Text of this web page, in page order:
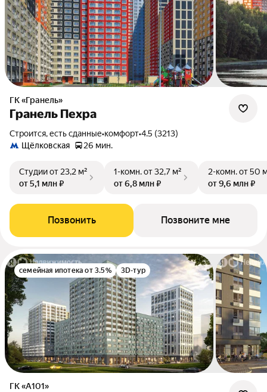
ГК «Гранель»
Гранель Пехра
Строится, есть сданные•комфорт•4.5 (3213)
Щёлковская
26 мин.
Студииот 23,2 м²
от 5,1 млн ₽
1-комн.от 32,7 м²
от 6,8 млн ₽
2-комн.от 50
от 9,6 млн ₽
Позвонить Позвоните мне
семейная ипотека от 3.5% 3D-тур
ГК «А101»